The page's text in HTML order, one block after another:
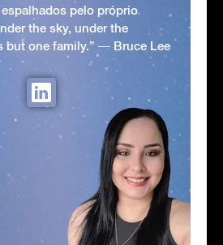
pelo próprio
the sky, under the
but one family.” ― Bruce Lee